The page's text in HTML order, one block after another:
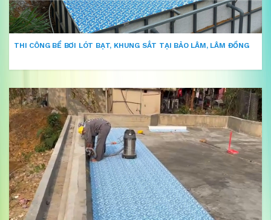
THI CÔNG BỂ BƠI LÓT BẠT, KHUNG SẮT TẠI BẢO LÂM, LÂM ĐỒNG